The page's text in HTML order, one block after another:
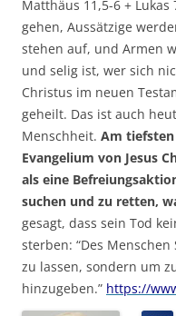
Matthäus 11,5-6 +
gehen, Aussätzige
stehen auf, und Armen
und selig ist, wer sich
Christus im neuen
geheilt. Das ist auch
Menschheit. Am
Evangelium von Jesus
als eine
suchen und zu retten,
gesagt, dass sein Tod
sterben: “Des
zu lassen, sondern um
hinzugeben.” https://